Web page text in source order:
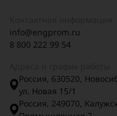
info@engprom.ru
8 800 222 99 54
Россия, 630520,
ул. Новая 15/1
Россия, 249070,